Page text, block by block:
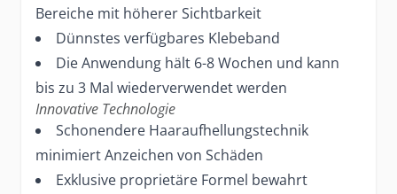
Bereiche mit höherer Sichtbarkeit
Dünnstes verfügbares Klebeband
Die Anwendung hält 6-8 Wochen und kann
bis zu 3 Mal wiederverwendet werden
Innovative Technologie
Schonendere Haaraufhellungstechnik
minimiert Anzeichen von Schäden
Exklusive proprietäre Formel bewahrt